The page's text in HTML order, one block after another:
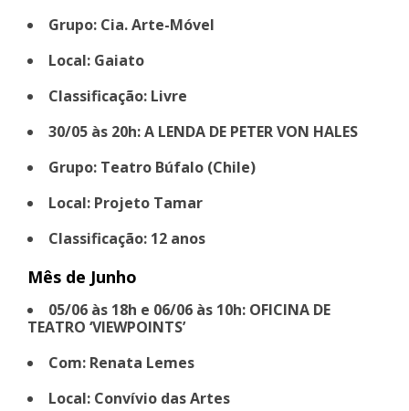
Grupo: Cia. Arte-Móvel
Local: Gaiato
Classificação: Livre
30/05 às 20h: A LENDA DE PETER VON HALES
Grupo: Teatro Búfalo (Chile)
Local: Projeto Tamar
Classificação: 12 anos
Mês de Junho
05/06 às 18h e 06/06 às 10h: OFICINA DE
TEATRO ‘VIEWPOINTS’
Com: Renata Lemes
Local: Convívio das Artes